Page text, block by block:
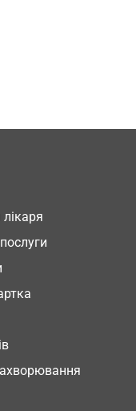
лікаря